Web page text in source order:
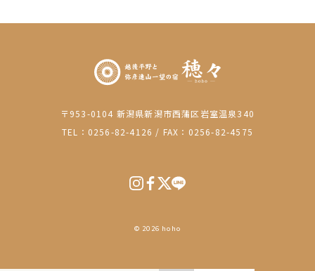
〒953-0104 新潟県新潟市西蒲区岩室温泉340
TEL：0256-82-4126 / FAX：0256-82-4575
© 2026 hoho